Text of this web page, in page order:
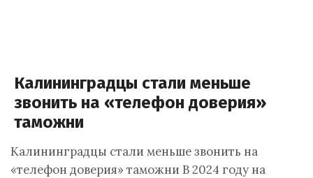
Калининградцы стали меньше
звонить на «телефон доверия»
таможни
Калининградцы стали меньше звонить на
«телефон доверия» таможни В 2024 году на